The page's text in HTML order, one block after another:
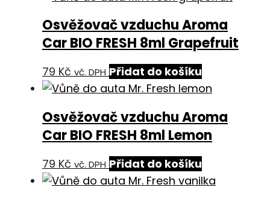
Osvěžovač vzduchu Aroma
Car BIO FRESH 8ml Grapefruit
79 Kč vč. DPH Přidat do košíku
Osvěžovač vzduchu Aroma
Car BIO FRESH 8ml Lemon
79 Kč vč. DPH Přidat do košíku